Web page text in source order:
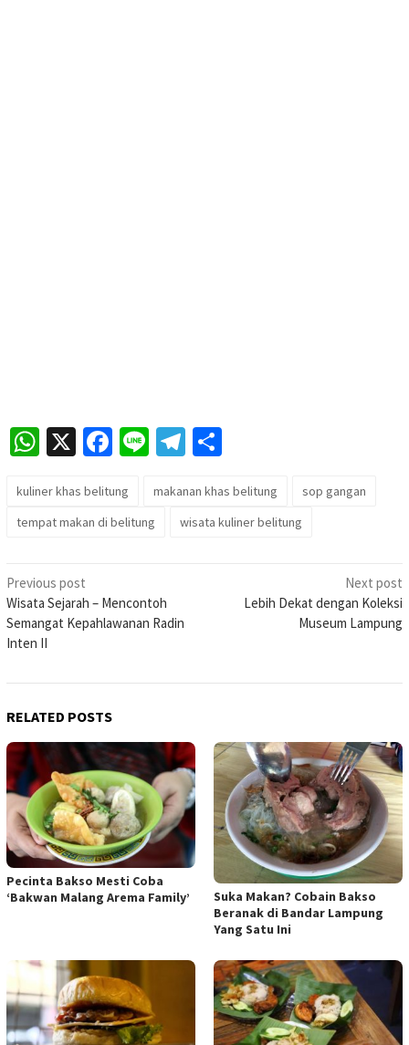
WhatsApp
X Facebook
LineTelegram
kuliner khas belitung makanan khas belitung
sop gangan
tempat makan di belitung
wisata kuliner belitung
Post
navigation
Previous post
Wisata Sejarah – Mencontoh
Semangat Kepahlawanan Radin
Inten II
Next post
Lebih Dekat dengan Koleksi
Museum Lampung
RELATED POSTS
Pecinta Bakso Mesti Coba
‘Bakwan Malang Arema Family’
Suka Makan? Cobain Bakso
Beranak di Bandar Lampung
Yang Satu Ini